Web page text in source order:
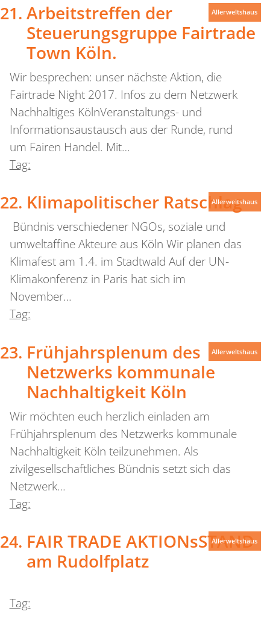
Arbeitstreffen der
Steuerungsgruppe Fairtrade
Town Köln.
Wir besprechen: unser nächste Aktion, die
Fairtrade Night 2017. Infos zu dem Netzwerk
Nachhaltiges KölnVeranstaltungs- und
Informationsaustausch aus der Runde, rund
um Fairen Handel. Mit…
Tag:
Allerweltshaus
Klimapolitischer Ratschlag
Bündnis verschiedener NGOs, soziale und
umweltaffine Akteure aus Köln Wir planen das
Klimafest am 1.4. im Stadtwald Auf der UN-
Klimakonferenz in Paris hat sich im
November…
Tag:
Allerweltshaus
Frühjahrsplenum des
Netzwerks kommunale
Nachhaltigkeit Köln
Wir möchten euch herzlich einladen am
Frühjahrsplenum des Netzwerks kommunale
Nachhaltigkeit Köln teilzunehmen. Als
zivilgesellschaftliches Bündnis setzt sich das
Netzwerk…
Tag:
Allerweltshaus
FAIR TRADE AKTIONsSTAND
am Rudolfplatz
Tag:
Allerweltshaus